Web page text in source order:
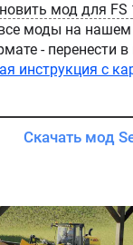
моды на нашем
- перенести
инструкция с